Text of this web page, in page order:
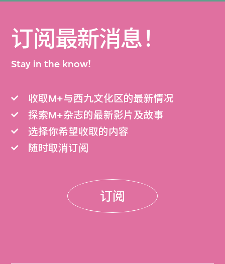
订阅最新消息！
Stay in the know!
收取M+与西九文化区的最新情况
探索M+杂志的最新影片及故事
选择你希望收取的内容
随时取消订阅
订阅